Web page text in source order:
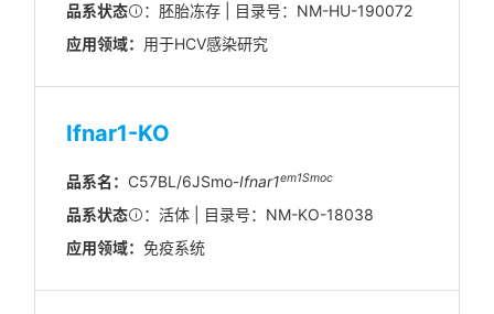
品系状态
：胚胎冻存 | 目录号：NM-HU-190072
应用领域： 用于HCV感染研究
Ifnar1-KO
品系名： C57BL/6JSmo-Ifnar1em1Smoc
品系状态
：活体 | 目录号：NM-KO-18038
应用领域：免疫系统